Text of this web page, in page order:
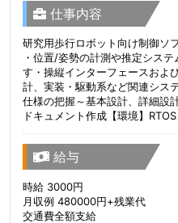
仕事内容
研究用歩行ロボット向け制御ソ
・位置/姿勢の計測や推定シス
す・操縦インターフェースおよ
計、実装・駆動系など関連シス
仕様の把握～基本設計、詳細設
ドキュメント作成【環境】
給与
時給 3000円
月収例 480000円+残業代
交通費全額支給